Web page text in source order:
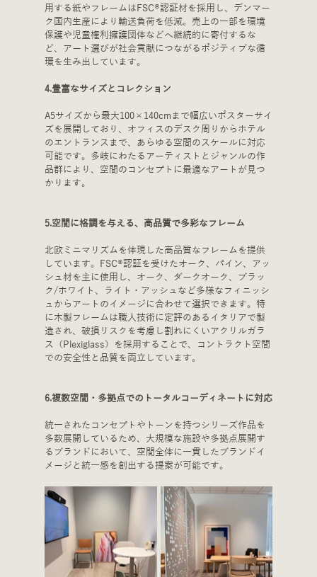
用する紙やフレームはFSC®認証材を採用し、デンマー
ク国内生産により輸送負荷を低減。売上の一部を環境
保護や児童権利擁護団体などへ継続的に寄付するな
ど、アート選びが社会貢献につながるポジティブな循
環を生み出しています。
4.豊富なサイズとコレクション
A5サイズから最大100×140cmまで幅広いポスターサイ
ズを展開しており、オフィスのデスク周りからホテル
のエントランスまで、あらゆる空間のスケールに対応
可能です。多岐にわたるアーティストとジャンルの作
品群により、空間のコンセプトに最適なアートが見つ
かります。
5.空間に格調を与える、高品質で多彩なフレーム
北欧ミニマリズムを体現した高品質なフレームを提供
しています。FSC®認証を受けたオーク、パイン、アッ
シュ材を主に使用し、オーク、ダークオーク、ブラッ
ク/ホワイト、ライト・アッシュなど多様なフィニッシ
ュからアートのイメージに合わせて選択できます。特
に木製フレームは職人技術に定評のあるイタリアで製
造され、破損リスクを考慮し割れにくいアクリルガラ
ス（Plexiglass）を採用することで、コントラクト空間
での安全性と品質を両立しています。
6.複数空間・多拠点でのトータルコーディネートに対応
統一されたコンセプトやトーンを持つシリーズ作品を
多数展開しているため、大規模な施設や多拠点展開す
るブランドにおいて、空間全体に一貫したブランドイ
メージと統一感を創出する提案が可能です。